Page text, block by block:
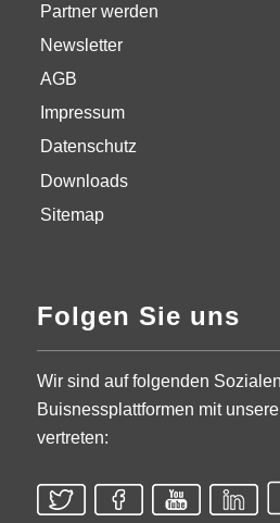
Partner werden
Newsletter
AGB
Impressum
Datenschutz
Downloads
Sitemap
Folgen Sie uns
Wir sind auf folgenden
Buisnessplattformen mit
vertreten: